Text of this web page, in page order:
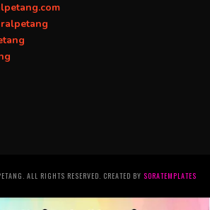
ALL RIGHTS RESERVED. CREATED BY SORATEMPLATES